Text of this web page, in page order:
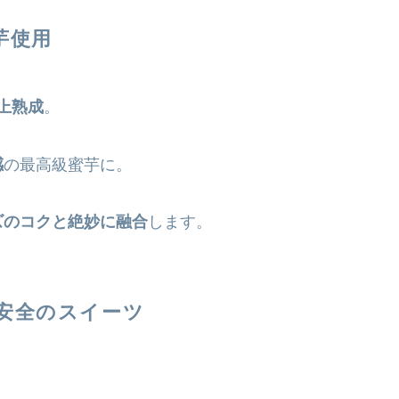
用
熟成。
の最高級蜜芋に。
コクと絶妙に融合 します。
全のスイーツ